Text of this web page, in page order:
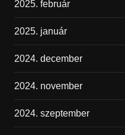
2025. február
2025. január
2024. december
2024. november
2024. szeptember